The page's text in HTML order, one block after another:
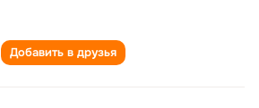
Добавить в друзья